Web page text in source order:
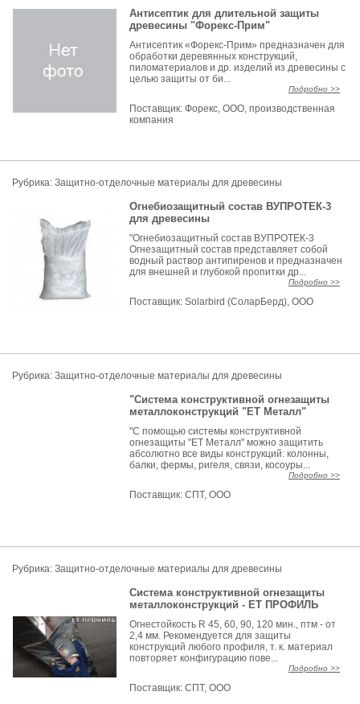
Антисептик для длительной защиты
древесины "Форекс-Прим"
Антисептик «Форекс-Прим» предназначен для
обработки деревянных конструкций,
пиломатериалов и др. изделий из древесины с
целью защиты от би...
Подробно >>
Поставщик:Форекс, ООО, производственная
компания
Рубрика: Защитно-отделочные материалы для древесины
Огнебиозащитный состав ВУПРОТЕК-3
для древесины
"Огнебиозащитный состав ВУПРОТЕК-3
Огнезащитный состав представляет собой
водный раствор антипиренов и предназначен
для внешней и глубокой пропитки др...
Подробно >>
Поставщик:Solarbird (СоларБерд), ООО
Рубрика: Защитно-отделочные материалы для древесины
"Система конструктивной огнезащиты
металлоконструкций "ЕТ Металл"
"С помощью системы конструктивной
огнезащиты "ЕТ Металл" можно защитить
абсолютно все виды конструкций: колонны,
балки, фермы, ригеля, связи, косоуры...
Подробно >>
Поставщик:СПТ, ООО
Рубрика: Защитно-отделочные материалы для древесины
Система конструктивной огнезащиты
металлоконструкций - ЕТ ПРОФИЛЬ
Огнестойкость R 45, 60, 90, 120 мин., птм - от
2,4 мм. Рекомендуется для защиты
конструкций любого профиля, т. к. материал
повторяет конфигурацию пове...
Подробно >>
Поставщик:СПТ, ООО